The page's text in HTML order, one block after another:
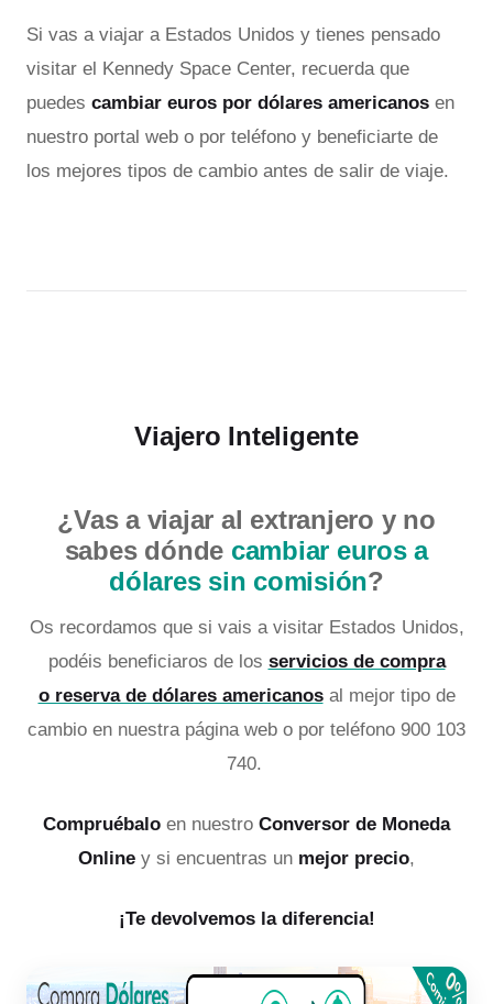
Si vas a viajar a Estados Unidos y tienes pensado
visitar el Kennedy Space Center, recuerda que
puedes cambiar euros por dólares americanos en
nuestro portal web o por teléfono y beneficiarte de
los mejores tipos de cambio antes de salir de viaje.
Viajero Inteligente
¿Vas a viajar al extranjero y no
sabes dónde cambiar euros a
dólares sin comisión?
Os recordamos que si vais a visitar Estados Unidos,
podéis beneficiaros de los servicios de compra
o reserva de dólares americanosal mejor tipo de
cambio en nuestra página web o por teléfono 900 103
740.
Compruébalo en nuestro Conversor de Moneda
Online y si encuentras un mejor precio,
¡Te devolvemos la diferencia!